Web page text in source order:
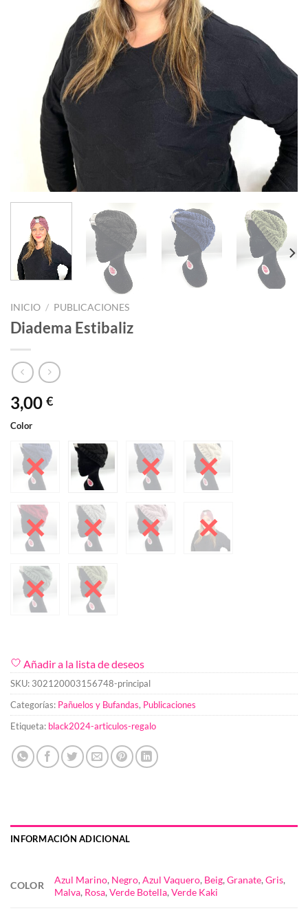
INICIO / PUBLICACIONES
Diadema Estibaliz
3,00 €
Color
Añadir a la lista de deseos
SKU: 302120003156748-principal
Categorías: Pañuelos y Bufandas, Publicaciones
Etiqueta: black2024-articulos-regalo
INFORMACIÓN ADICIONAL
COLOR
Azul Marino, Negro,Azul Vaquero, Beig,Granate,Gris,
Malva, Rosa,Verde Botella,Verde Kaki